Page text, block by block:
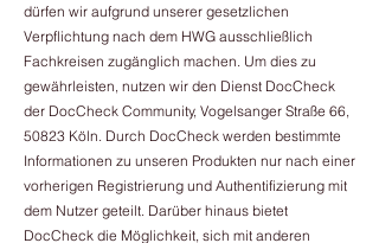
dürfen wir aufgrund unserer gesetzlichen
Verpflichtung nach dem HWG ausschließlich
Fachkreisen zugänglich machen. Um dies zu
gewährleisten, nutzen wir den Dienst DocCheck
der DocCheck Community, Vogelsanger Straße 66,
50823 Köln. Durch DocCheck werden bestimmte
Informationen zu unseren Produkten nur nach einer
vorherigen Registrierung und Authentifizierung mit
dem Nutzer geteilt. Darüber hinaus bietet
DocCheck die Möglichkeit, sich mit anderen